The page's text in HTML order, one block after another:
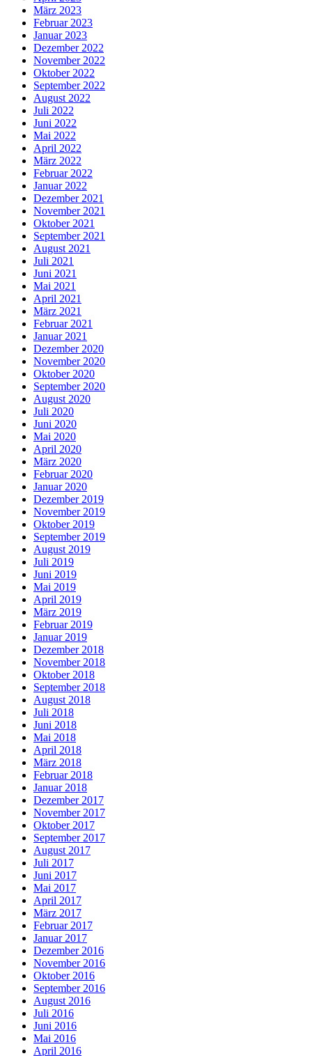
März 2023
Februar 2023
Januar 2023
Dezember 2022
November 2022
Oktober 2022
September 2022
August 2022
Juli 2022
Juni 2022
Mai 2022
April 2022
März 2022
Februar 2022
Januar 2022
Dezember 2021
November 2021
Oktober 2021
September 2021
August 2021
Juli 2021
Juni 2021
Mai 2021
April 2021
März 2021
Februar 2021
Januar 2021
Dezember 2020
November 2020
Oktober 2020
September 2020
August 2020
Juli 2020
Juni 2020
Mai 2020
April 2020
März 2020
Februar 2020
Januar 2020
Dezember 2019
November 2019
Oktober 2019
September 2019
August 2019
Juli 2019
Juni 2019
Mai 2019
April 2019
März 2019
Februar 2019
Januar 2019
Dezember 2018
November 2018
Oktober 2018
September 2018
August 2018
Juli 2018
Juni 2018
Mai 2018
April 2018
März 2018
Februar 2018
Januar 2018
Dezember 2017
November 2017
Oktober 2017
September 2017
August 2017
Juli 2017
Juni 2017
Mai 2017
April 2017
März 2017
Februar 2017
Januar 2017
Dezember 2016
November 2016
Oktober 2016
September 2016
August 2016
Juli 2016
Juni 2016
Mai 2016
April 2016